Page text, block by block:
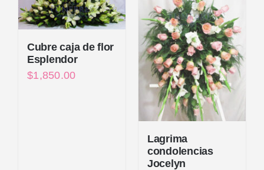
Cubre caja de flor
Esplendor
$1,850.00
Lagrima
condolencias
Jocelyn